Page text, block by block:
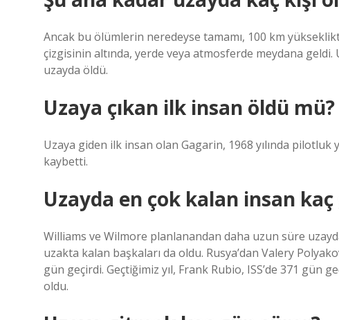
Ancak bu ölümlerin neredeyse tamamı, 100 km
çizgisinin altında, yerde veya atmosferde meydana geldi.
uzayda öldü.
Uzaya çıkan ilk insan öldü mü?
Uzaya giden ilk insan olan Gagarin, 1968 yılında pilotluk
kaybetti.
Uzayda en çok kalan insan kaç
Williams ve Wilmore planlanandan daha uzun süre
uzakta kalan başkaları da oldu. Rusya’dan Valery
gün geçirdi. Geçtiğimiz yıl, Frank Rubio, ISS’de 371 gün
oldu.